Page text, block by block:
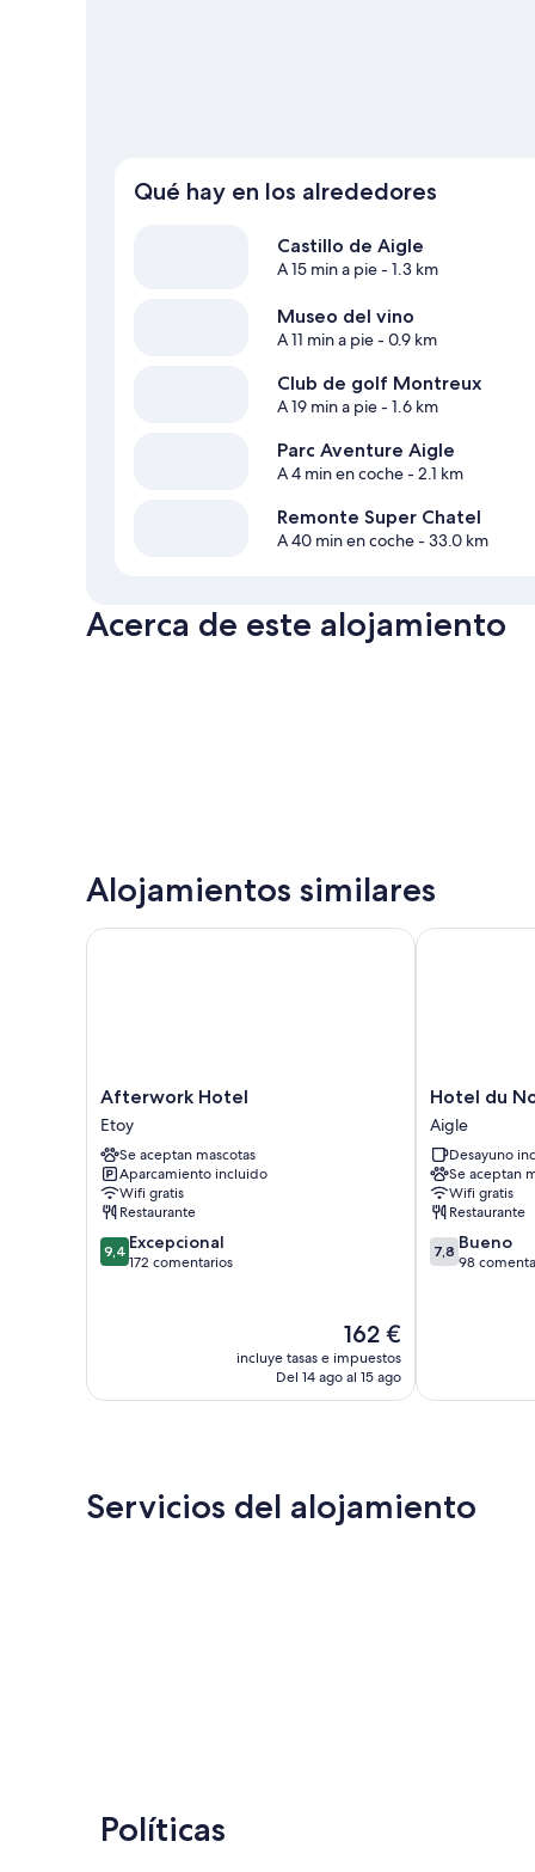
Qué hay en los alrededores
Castillo de Aigle
A 15 min a pie- 1.3 km
Museo del vino
A 11 min a pie- 0.9 km
Club de golf Montreux
A 19 min a pie- 1.6 km
Parc Aventure Aigle
A 4 min en coche- 2.1 km
Remonte Super Chatel
A 40 min en coche- 33.0 km
Acerca de este alojamiento
Alojamientos similares
Afterwork
Hotel
Etoy
Afterwork Hotel
Etoy
Se aceptan mascotas
Aparcamiento incluido
Wifi gratis
Restaurante
9.4
sobre
9,4 Excepcional
172 comentarios
El
precio
actual
162 €
incluye tasas e impuestos
Del 14 ago al 15 ago
Afterwork Hotel
Hotel
du
Nord
Aigle
Hotel du
Aigle
Desayuno
Se aceptan
Wifi gratis
Restaurante
7.8
sobre
7,8 Bueno
98
Hotel du Nord
Servicios del alojamiento
Políticas